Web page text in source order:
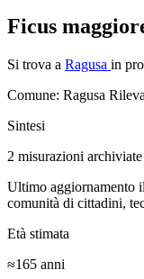
Ficus
Si trova a Ragusa in
Comune: Ragusa
Sintesi
2 misurazioni archiviate
Ultimo aggiornamento
comunità di cittadini,
Età stimata
≈165 anni